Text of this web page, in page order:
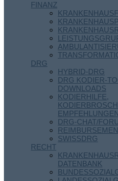
FINANZ
DRG
HYBRID-DRG
DRG KODIER-
DOWNLOADS
KODIERHILFE,
DRG-CHAT/
SWISSDRG
RECHT
DATENBANK